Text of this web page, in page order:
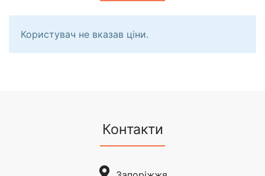
Користувач не вказав ціни.
Контакти